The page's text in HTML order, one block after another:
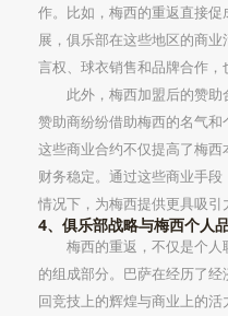
作。比如，梅西的重返直接
展，俱乐部在这些地区的商
言权、球衣销售和品牌合作，
此外，梅西加盟后的赞助
赞助商纷纷借助梅西的名气和
这些商业合约不仅提高了梅
财务稳定。通过这些商业手
情况下，为梅西提供更具吸引
4、俱乐部战略与梅西个人
梅西的重返，不仅是个
的组成部分。巴萨在经历了
回竞技上的辉煌与商业上的